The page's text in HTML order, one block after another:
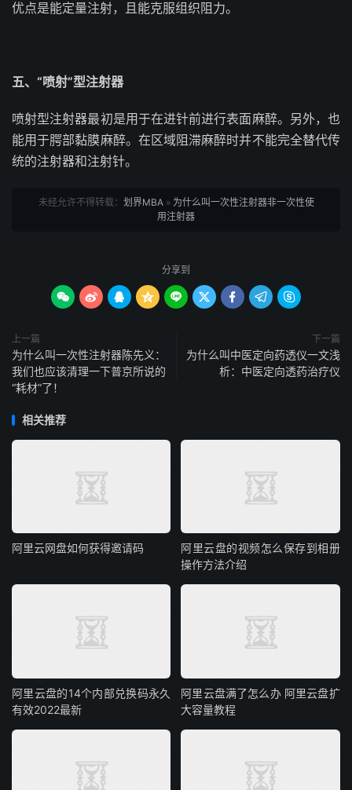
优点是能定量注射，且能克服组织阻力。
五、“喷射”型注射器
喷射型注射器最初是用于在进针前进行表面麻醉。另外，也
能用于腭部黏膜麻醉。在区域阻滞麻醉时并不能完全替代传
统的注射器和注射针。
未经允许不得转载： 划界MBA» 为什么叫一次性注射器非一次性使
用注射器
分享到
        
上一篇
为什么叫一次性注射器陈先义：
我们也应该清理一下普京所说的
“耗材”了！
下一篇
为什么叫中医定向药透仪一文浅
析：中医定向透药治疗仪
相关推荐
阿里云网盘如何获得邀请码
阿里云盘的视频怎么保存到相册
操作方法介绍
阿里云盘的14个内部兑换码永久
有效2022最新
阿里云盘满了怎么办 阿里云盘扩
大容量教程